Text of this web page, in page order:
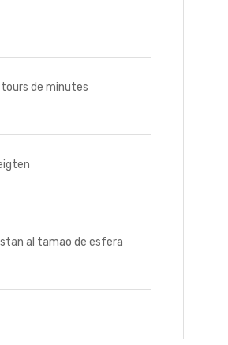
tours de minutes
al tamao de esfera